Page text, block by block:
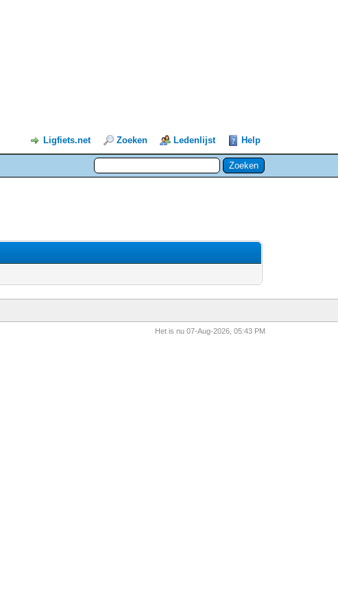
Ligfiets.net Zoeken Ledenlijst Help
Het is nu 07-Aug-2026, 05:43 PM